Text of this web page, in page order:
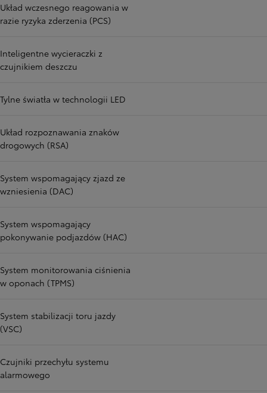
Układ wczesnego reagowania w
razie ryzyka zderzenia (PCS)
Inteligentne wycieraczki z
czujnikiem deszczu
Tylne światła w technologii LED
Układ rozpoznawania znaków
drogowych (RSA)
System wspomagający zjazd ze
wzniesienia (DAC)
System wspomagający
pokonywanie podjazdów (HAC)
System monitorowania ciśnienia
w oponach (TPMS)
System stabilizacji toru jazdy
(VSC)
Czujniki przechyłu systemu
alarmowego